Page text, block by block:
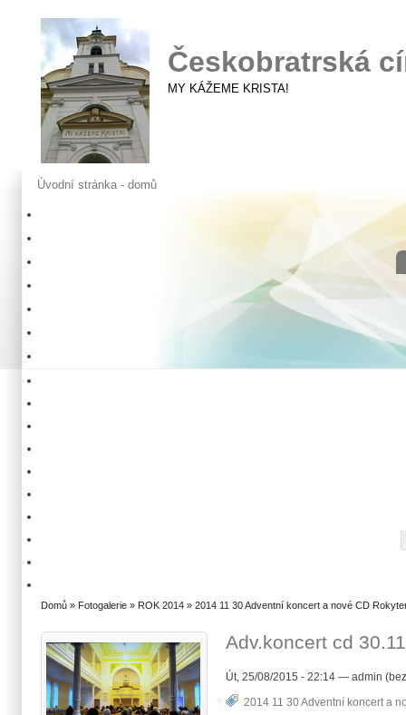
Českobratrská
MY KÁŽEME KRISTA!
Úvodní stránka - domů
Domů » Fotogalerie » ROK 2014 » 2014 11 30 Adventní koncert a nové CD
Adv.koncert cd
Út, 25/08/2015 - 22:14 — admin
2014 11 30 Adventní koncert a